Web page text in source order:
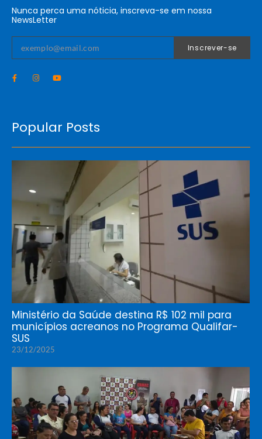
Nunca perca uma nóticia, inscreva-se em nossa
NewsLetter
Inscrever-se
Popular Posts
Ministério da Saúde destina R$ 102 mil para
municípios acreanos no Programa Qualifar-
SUS
23/12/2025